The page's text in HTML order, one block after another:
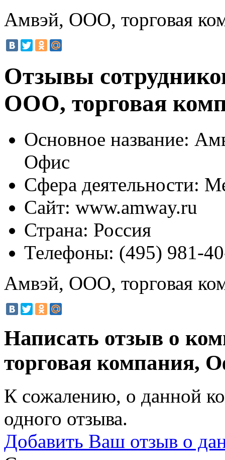
Амвэй, ООО, торговая
Отзывы
ООО, торговая
Основное название:
Офис
Сфера деятельности:
Сайт: www.amway.ru
Страна: Россия
Телефоны: (495) 981-
Амвэй, ООО, торговая
Написать отзыв о
торговая компания,
К сожалению, о данной
одного отзыва.
Добавить Ваш отзыв о